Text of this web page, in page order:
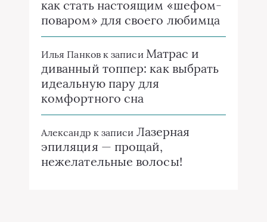
как стать настоящим «шефом-
поваром» для своего любимца
Илья Панковк записи Матрас и
диванный топпер: как выбрать
идеальную пару для
комфортного сна
Александр к записи Лазерная
эпиляция — прощай,
нежелательные волосы!